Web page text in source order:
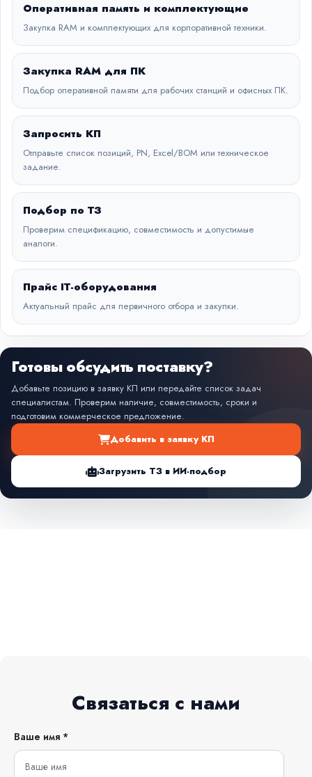
Оперативная память и комплектующие
Закупка RAM и комплектующих для корпоративной техники.
Закупка RAM для ПК
Подбор оперативной памяти для рабочих станций и офисных ПК.
Запросить КП
Отправьте список позиций, PN, Excel/BOM или техническое
задание.
Подбор по ТЗ
Проверим спецификацию, совместимость и допустимые
аналоги.
Прайс IT-оборудования
Актуальный прайс для первичного отбора и закупки.
Готовы обсудить поставку?
Добавьте позицию в заявку КП или передайте список задач
специалистам. Проверим наличие, совместимость, сроки и
подготовим коммерческое предложение.
Добавить в заявку КП
Загрузить ТЗ в ИИ-подбор
Связаться с нами
Ваше имя *